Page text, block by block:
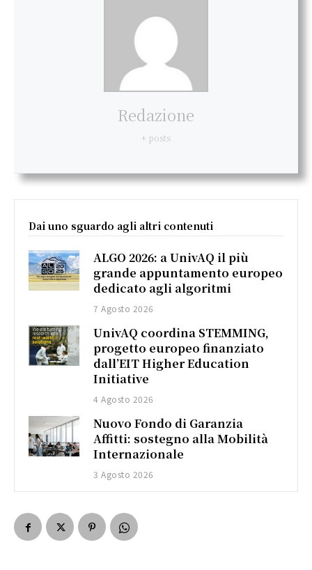
Redazione
+ posts
Dai uno sguardo agli altri contenuti
ALGO 2026: a UnivAQ il più
grande appuntamento europeo
dedicato agli algoritmi
7 Agosto 2026
UnivAQ coordina STEMMING,
progetto europeo finanziato
dall’EIT Higher Education
Initiative
4 Agosto 2026
Nuovo Fondo di Garanzia
Affitti: sostegno alla Mobilità
Internazionale
3 Agosto 2026